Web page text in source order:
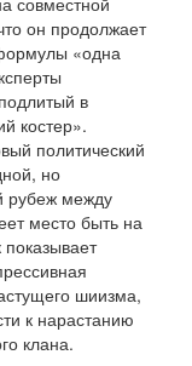
он продолжает
«одна
в
костер».
политический
но
рубеж между
место быть на
шиизма,
к нарастанию
клана.